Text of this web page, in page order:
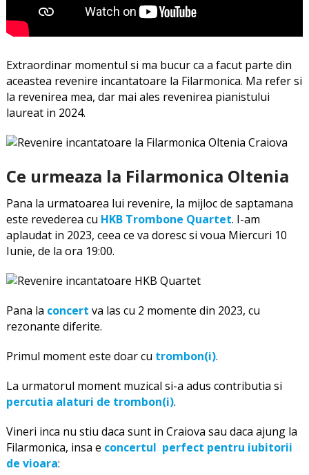
Extraordinar momentul si ma bucur ca a facut parte din
aceastea revenire incantatoare la Filarmonica. Ma refer si
la revenirea mea, dar mai ales revenirea pianistului
laureat in 2024.
Ce urmeaza la Filarmonica Oltenia
Pana la urmatoarea lui revenire, la mijloc de saptamana
este revederea cu HKB Trombone Quartet. I-am
aplaudat in 2023, ceea ce va doresc si voua Miercuri 10
Iunie, de la ora 19:00.
Pana la concert va las cu 2 momente din 2023, cu
rezonante diferite.
Primul moment este doar cu trombon(i).
La urmatorul moment muzical si-a adus contributia si
percutia alaturi de trombon(i).
Vineri inca nu stiu daca sunt in Craiova sau daca ajung la
Filarmonica, insa e concertul perfect pentru iubitorii
de vioara: